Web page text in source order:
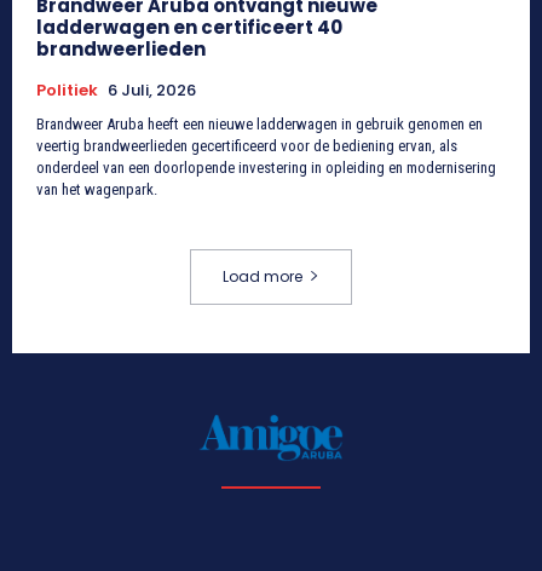
Brandweer Aruba ontvangt nieuwe
ladderwagen en certificeert 40
brandweerlieden
Politiek 6 Juli, 2026
Brandweer Aruba heeft een nieuwe ladderwagen in gebruik genomen en
veertig brandweerlieden gecertificeerd voor de bediening ervan, als
onderdeel van een doorlopende investering in opleiding en modernisering
van het wagenpark.
Load more